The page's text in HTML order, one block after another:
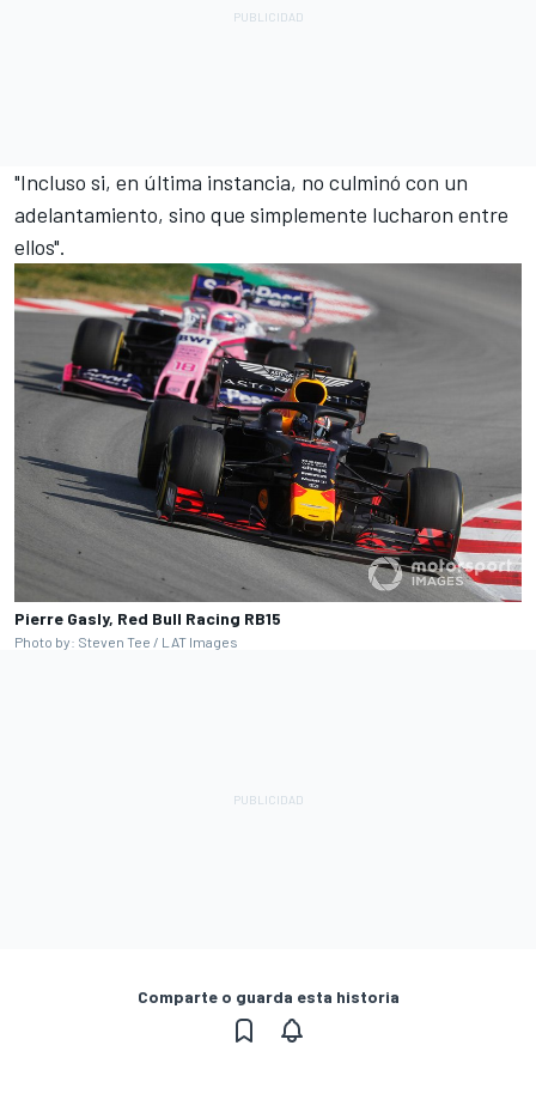
"Incluso si, en última instancia, no culminó con un
adelantamiento, sino que simplemente lucharon entre
ellos".
Pierre Gasly, Red Bull Racing RB15
Photo by: Steven Tee / LAT Images
Comparte o guarda esta historia